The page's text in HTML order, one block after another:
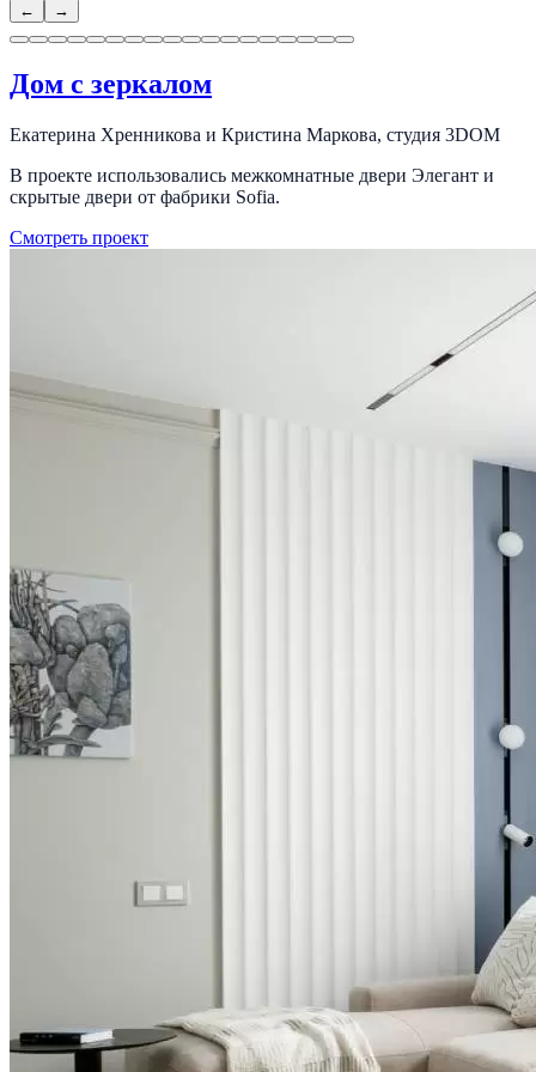
← →
Дом с зеркалом
Екатерина Хренникова и Кристина Маркова, студия 3DOM
В проекте использовались межкомнатные двери Элегант и
скрытые двери от фабрики Sofia.
Смотреть проект